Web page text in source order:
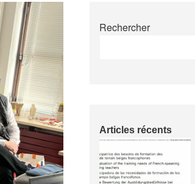
Rechercher
Articles récents